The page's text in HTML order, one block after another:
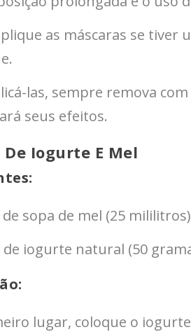
as máscaras se tiver
las, sempre remova
seus efeitos.
Iogurte E Mel
sopa de mel (25 mililitros)
iogurte natural (50
lugar, coloque o